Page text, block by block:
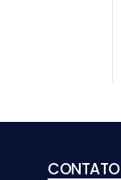
CONTATO